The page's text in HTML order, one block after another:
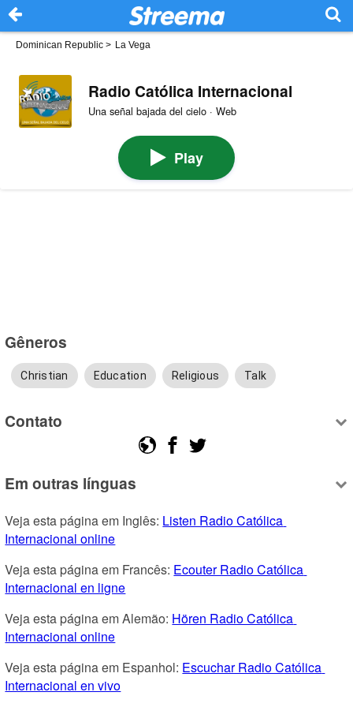
Dominican Republic > La Vega
Radio Católica Internacional
Una señal bajada del cielo · Web
Play
Gêneros
Christian Education Religious Talk
Contato
Em outras línguas
Veja esta página em Inglês: Listen Radio Católica
Internacional online
Veja esta página em Francês: Ecouter Radio Católica
Internacional en ligne
Veja esta página em Alemão: Hören Radio Católica
Internacional online
Veja esta página em Espanhol: Escuchar Radio Católica
Internacional en vivo